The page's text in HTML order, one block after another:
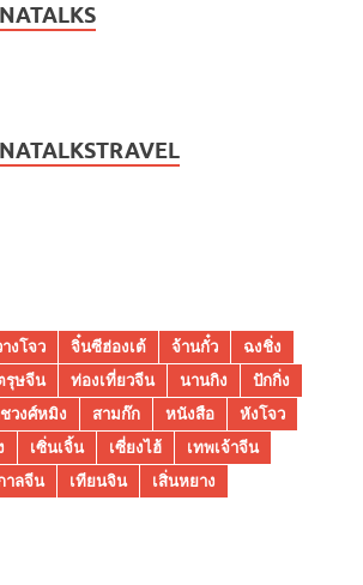
งโจว จิ๋นซีฮ่องเต้ จ้านกั๋ว
ฉงชิ่ง
รุษจีน ท่องเที่ยวจีน นานกิง
ปักกิ่ง
วงศ์หมิง สามก๊ก หนังสือ
หังโจว
เซิ่นเจิ้น เซี่ยงไฮ้
เทพเจ้าจีน
าลจีน เทียนจิน เสิ่นหยาง